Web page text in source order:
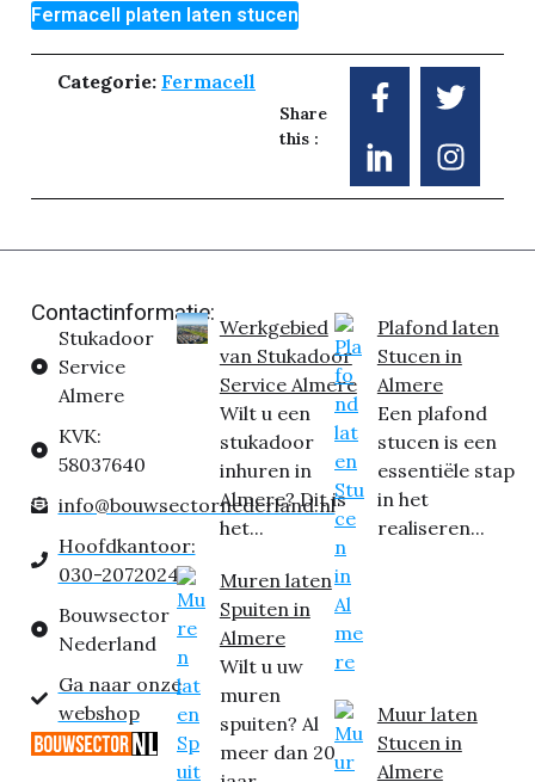
Fermacell platen laten stucen
Categorie: Fermacell
Share
this :
Contactinformatie:
Stukadoor
Service
Almere
KVK:
58037640
info@bouwsectornederland.nl
Hoofdkantoor:
030-2072024
Bouwsector
Nederland
Ga naar onze
webshop
Werkgebied
van Stukadoor
Service Almere
Wilt u een
stukadoor
inhuren in
Almere? Dit is
het...
Muren laten
Spuiten in
Almere
Wilt u uw
muren
spuiten? Al
meer dan 20
Plafond laten
Stucen in
Almere
Een plafond
stucen is een
essentiële stap
in het
realiseren...
Muur laten
Stucen in
Almere